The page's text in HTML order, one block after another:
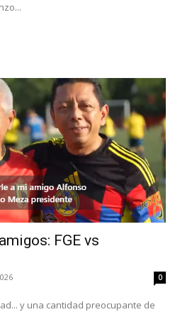
FGE vs
0
y una cantidad preocupante de